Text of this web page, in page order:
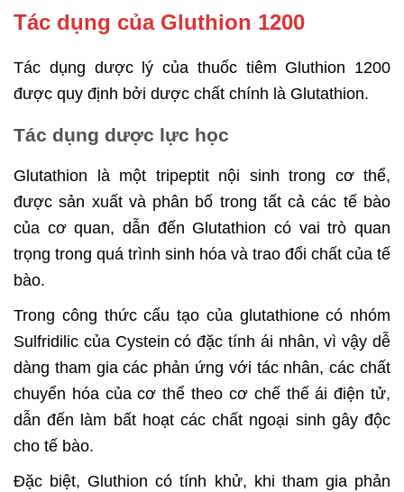
Tác dụng của Gluthion 1200
Tác dụng dược lý của thuốc tiêm Gluthion 1200
được quy định bởi dược chất chính là Glutathion.
Tác dụng dược lực học
Glutathion là một tripeptit nội sinh trong cơ thể,
được sản xuất và phân bố trong tất cả các tế bào
của cơ quan, dẫn đến Glutathion có vai trò quan
trọng trong quá trình sinh hóa và trao đổi chất của tế
bào.
Trong công thức cấu tạo của glutathione có nhóm
Sulfridilic của Cystein có đặc tính ái nhân, vì vậy dễ
dàng tham gia các phản ứng với tác nhân, các chất
chuyển hóa của cơ thể theo cơ chế thế ái điện tử,
dẫn đến làm bất hoạt các chất ngoại sinh gây độc
cho tế bào.
Đặc biệt, Gluthion có tính khử, khi tham gia phản